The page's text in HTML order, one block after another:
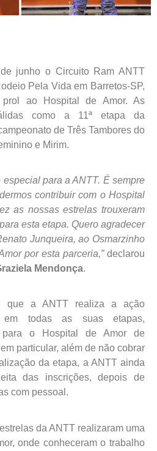
junho o Circuito Ram ANTT
Pela Vida em Barretos-SP,
prol ao Hospital de Amor. As
como a 11ª etapa da
de Três Tambores do
e Mirim.
para a ANTT. É sempre
contribuir com o Hospital
as nossas estrelas trouxeram
esta etapa. Quero agradecer
Junqueira, ao Osmarzinho
por esta parceria,” declarou
Mendonça.
que a ANTT realiza a ação
em todas as suas etapas,
para o Hospital de Amor de
particular, além de não cobrar
da etapa, a ANTT ainda
das inscrições, depois de
com pessoal.
da ANTT realizaram uma
onde conheceram o trabalho